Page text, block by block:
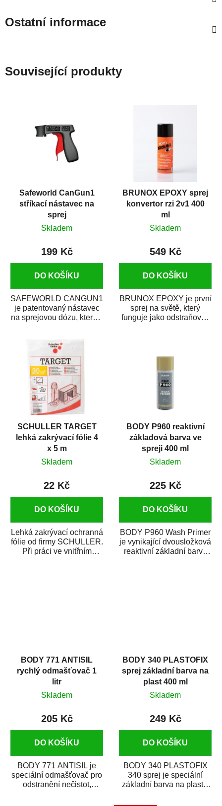
Ostatní informace
Související produkty
Safeworld CanGun1
stříkací nástavec na
sprej
Skladem
199 Kč
DO KOŠÍKU
SAFEWORLD CANGUN1
je patentovaný nástavec
na sprejovou dózu, který ji
BRUNOX EPOXY sprej
konvertor rzi 2v1 400
ml
Skladem
549 Kč
DO KOŠÍKU
BRUNOX EPOXY je první
sprej na světě, který
funguje jako odstraňovač
SCHULLER TARGET
lehká zakrývací fólie 4
x 5 m
Skladem
22 Kč
DO KOŠÍKU
Lehká zakrývací ochranná
fólie od firmy SCHULLER.
Při práci ve vnitřním
BODY P960 reaktivní
základová barva ve
spreji 400 ml
Skladem
225 Kč
DO KOŠÍKU
BODY P960 Wash Primer
je vynikající dvousložková
reaktivní základní barva
BODY 771 ANTISIL
rychlý odmašťovač 1
litr
Skladem
205 Kč
DO KOŠÍKU
BODY 771 ANTISIL je
speciální odmašťovač pro
odstranění nečistot,
BODY 340 PLASTOFIX
sprej základní barva na
plast 400 ml
Skladem
249 Kč
DO KOŠÍKU
BODY 340 PLASTOFIX
340 sprej je speciální
základní barva na plasty,
vrchních...